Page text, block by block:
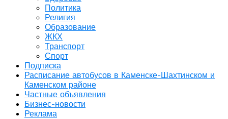
Политика
Религия
Образование
ЖКХ
Транспорт
Спорт
Подписка
Расписание автобусов в Каменске-Шахтинском и
Каменском районе
Частные объявления
Бизнес-новости
Реклама